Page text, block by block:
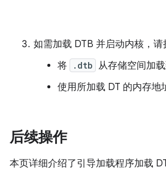
如需加载 DTB 并启动内核，请
将
.dtb 从存储空间加载
使用所加载 DT 的内存地
后续操作
本页详细介绍了引导加载程序加载